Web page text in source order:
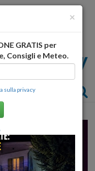
×
GRATIS per
Consigli e Meteo.
sulla privacy